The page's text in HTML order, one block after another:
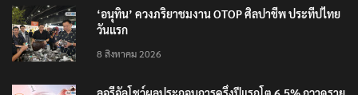
‘อนุทิน’ ควงภริยาชมงาน OTOP ศิลปาชีพ ประทีปไทย
8 สิงหาคม 2026